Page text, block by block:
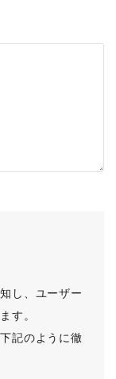
し、ユーザー
す。
記のように徹